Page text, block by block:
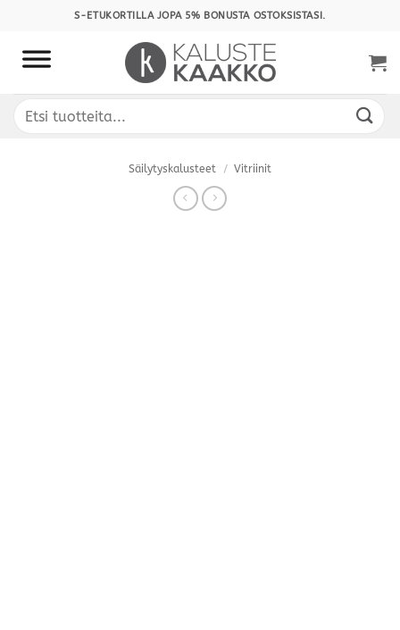
content
S-ETUKORTILLA JOPA 5% BONUSTA OSTOKSISTASI.
Etsi:
Säilytyskalusteet / Vitriinit